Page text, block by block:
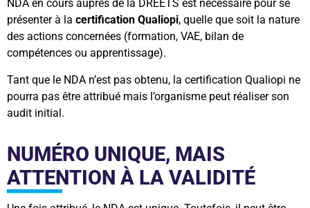
NDA en cours auprès de la DREETS est nécessaire pour se
présenter à la certification Qualiopi, quelle que soit la nature
des actions concernées (formation, VAE, bilan de
compétences ou apprentissage).
Tant que le NDA n’est pas obtenu, la certification Qualiopi ne
pourra pas être attribué mais l’organisme peut réaliser son
audit initial.
NUMÉRO UNIQUE, MAIS
ATTENTION À LA VALIDITÉ